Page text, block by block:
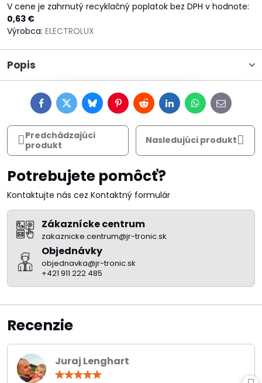
V cene je zahrnutý recyklačný poplatok bez DPH v hodnote:
0,63 €
Výrobca: ELECTROLUX
Popis
FacebookTwitterBlueskyPinterestRedditLinkedInWhatsApp
E-
mail
Predchádzajúci
produkt
Nasledujúci produkt
Potrebujete pomôcť?
Kontaktujte nás cez Kontaktný formulár
Zákaznícke centrum
zakaznicke.centrum@jr-tronic.sk
Objednávky
objednavka@jr-tronic.sk
+421 911 222 485
Recenzie
Juraj Lenghart